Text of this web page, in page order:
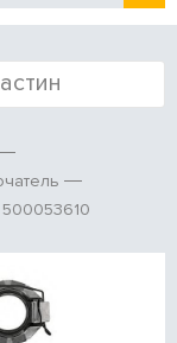
500053610